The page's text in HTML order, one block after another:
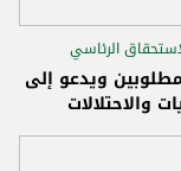
الرئاسي
ويدعو إلى
والاحتلالات